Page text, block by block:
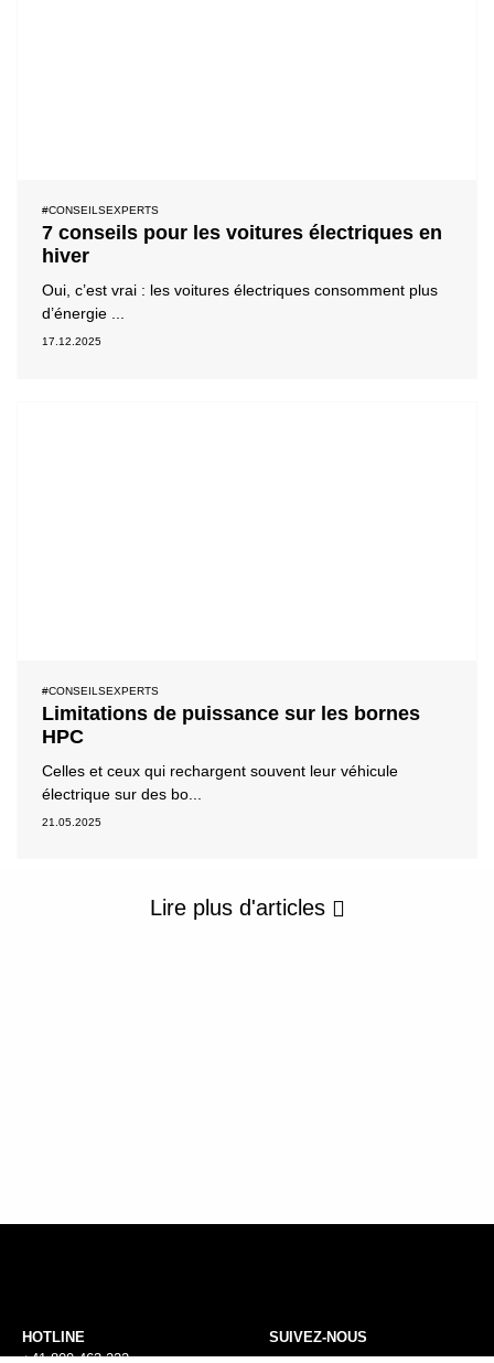
#CONSEILSEXPERTS
7 conseils pour les voitures électriques en
hiver
Oui, c’est vrai : les voitures électriques consomment plus
d’énergie ...
17.12.2025
#CONSEILSEXPERTS
Limitations de puissance sur les bornes
HPC
Celles et ceux qui rechargent souvent leur véhicule
électrique sur des bo...
21.05.2025
Lire plus d'articles
HOTLINE
+41 800 463 222
SUIVEZ-NOUS